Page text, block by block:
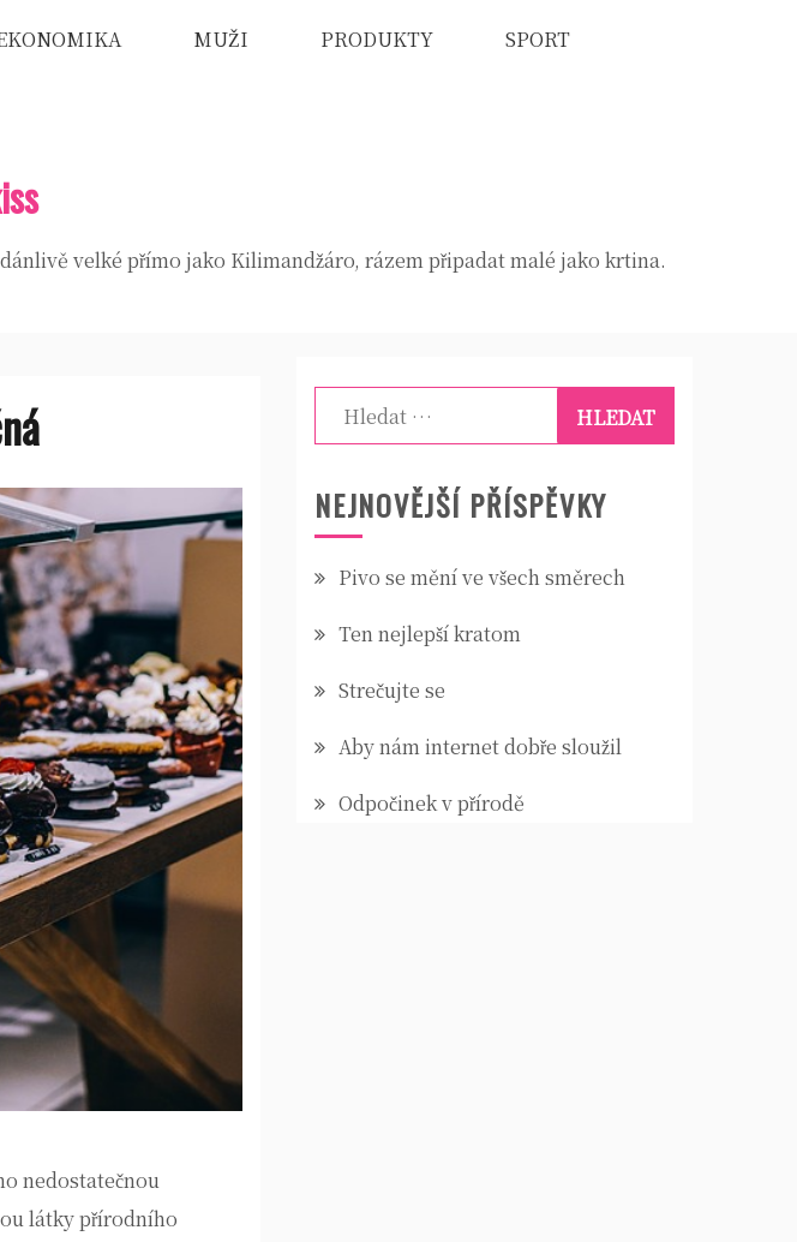
MUŽI PRODUKTY SPORT
velké přímo jako Kilimandžáro, rázem připadat malé jako krtina.
nedostatečnou
látky přírodního
Vyhledávání
NEJNOVĚJŠÍ PŘÍSPĚVKY
Pivo se mění ve všech směrech
Ten nejlepší kratom
Strečujte se
Aby nám internet dobře sloužil
Odpočinek v přírodě